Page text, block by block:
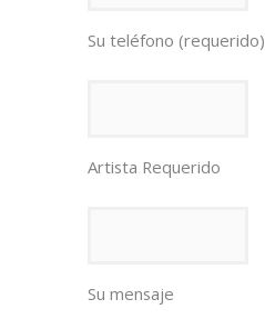
Su teléfono (requerido)
Artista Requerido
Su mensaje